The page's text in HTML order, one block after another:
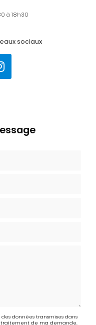
à 18h30
sociaux
données transmises dans
de ma demande.